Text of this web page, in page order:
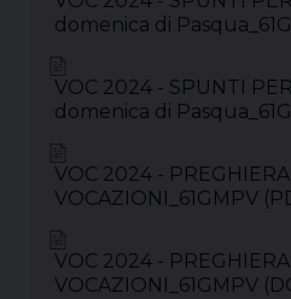
domenica di
VOC 2024 - SPUNTI
domenica di
VOC 2024 -
VOCAZIONI_61GMPV
VOC 2024 -
VOCAZIONI_61GMPV